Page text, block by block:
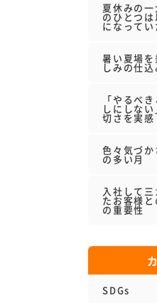
夏休みの
のひとつ
になってい
暑い夏場
しみの仕
「やるべ
しにしな
切さを実感
色々気づか
の多い月
入社して
たお客様
の重要性
SDGs